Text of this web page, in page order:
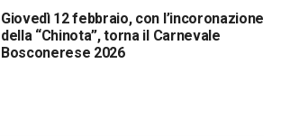
Giovedì 12 febbraio, con l’incoronazione
della “Chinota”, torna il Carnevale
Bosconerese 2026